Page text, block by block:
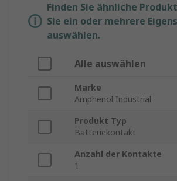
Finden Sie ähnliche
Sie ein oder mehrere
auswählen.
Alle auswählen
Marke
Amphenol Industrial
Produkt Typ
Batteriekontakt
Anzahl der Kontakte
1